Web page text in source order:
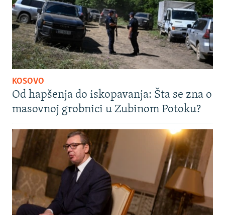
KOSOVO
Od hapšenja do iskopavanja: Šta se zna o
masovnoj grobnici u Zubinom Potoku?